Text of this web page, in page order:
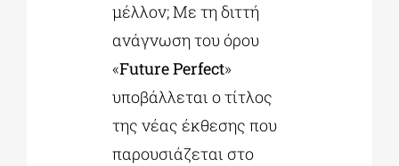
ΠΟΛΙΤΙΣΤΙΚΟΙ ΦΟΡΕΙΣμέλλον; Με τη διττή
ανάγνωση του όρου
«Future Perfect»
υποβάλλεται ο τίτλος
της νέας έκθεσης που
παρουσιάζεται στο